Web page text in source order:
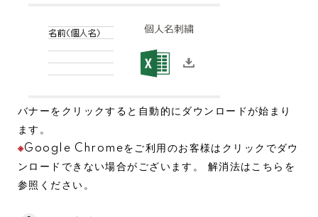
バナーをクリックすると自動的にダウンロードが始まり
ます。
※Google Chromeをご利用のお客様はクリックでダウ
ンロードできない場合がございます。 解消法はこちらを
参照ください。